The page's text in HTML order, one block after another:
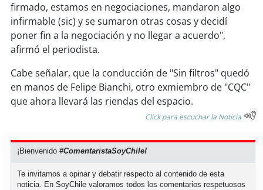
soyarauco
soy temuco
soyvaldivia
soyosorno
firmado, estamos en negociaciones, mandaron algo
infirmable (sic) y se sumaron otras cosas y decidí
poner fin a la negociación y no llegar a acuerdo",
afirmó el periodista.
Cabe señalar, que la conducción de "Sin filtros" quedó
en manos de Felipe Bianchi, otro exmiembro de "CQC"
que ahora llevará las riendas del espacio.
Click para escuchar la Noticia
¡Bienvenido#ComentaristaSoyChile!
Te invitamos a opinar y debatir respecto al contenido de esta
noticia. En SoyChile valoramos todos los comentarios respetuosos